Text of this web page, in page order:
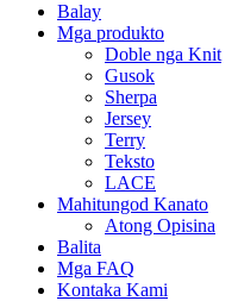
Balay
Mga produkto
Doble nga Knit
Gusok
Sherpa
Jersey
Terry
Teksto
LACE
Mahitungod Kanato
Atong Opisina
Balita
Mga FAQ
Kontaka Kami